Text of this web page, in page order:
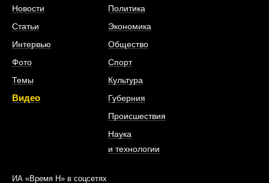
Новости
Статьи
Интервью
Фото
Темы
Видео
Политика
Экономика
Общество
Спорт
Культура
Губерния
Происшествия
Наука
и технологии
ИА «Время Н» в соцсетях